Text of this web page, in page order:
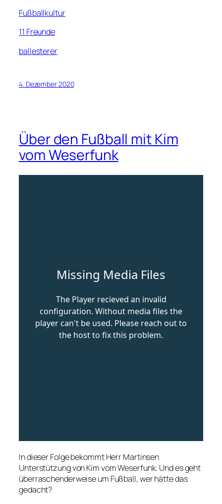
Fußballkultur
11 Freunde
ballesterer
4. Dezember 2020
Über den Fußball mit Kim
vom Weserfunk
In dieser Folge bekommt Herr Martinsen
Unterstützung von Kim vom Weserfunk. Und es geht
überraschenderweise um Fußball, wer hätte das
gedacht?